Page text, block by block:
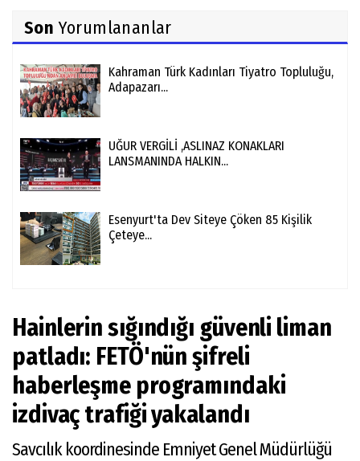
Son Yorumlananlar
Kahraman Türk Kadınları Tiyatro Topluluğu,
Adapazarı...
UĞUR VERGİLİ ,ASLINAZ KONAKLARI
LANSMANINDA HALKIN...
Esenyurt'ta Dev Siteye Çöken 85 Kişilik
Çeteye...
Hainlerin sığındığı güvenli liman
patladı: FETÖ'nün şifreli
haberleşme programındaki
izdivaç trafiği yakalandı
Savcılık koordinesinde Emniyet Genel Müdürlüğü